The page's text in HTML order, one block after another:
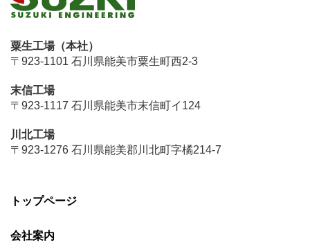
粟生工場（本社）
〒923-1101 石川県能美市粟生町西2-3
末信工場
〒923-1117 石川県能美市末信町イ124
川北工場
〒923-1276 石川県能美郡川北町字橘214-7
トップページ
会社案内